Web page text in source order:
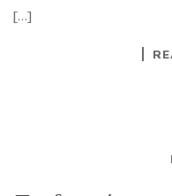
[…]